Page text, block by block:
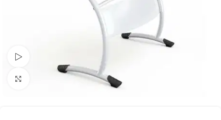
Klick zum Vergrößern